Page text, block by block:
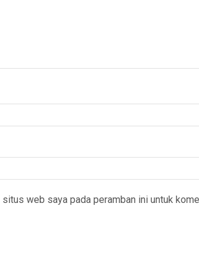
situs web saya pada peramban ini untuk